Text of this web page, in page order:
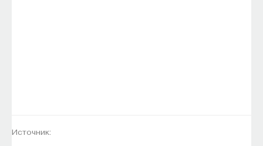
Источник: